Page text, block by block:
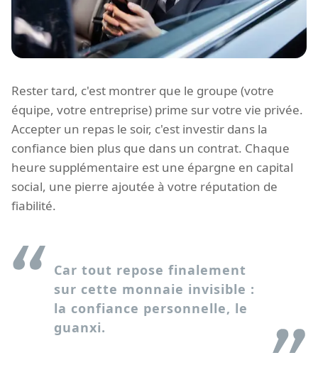
Rester tard, c'est montrer que le groupe (votre
équipe, votre entreprise) prime sur votre vie privée.
Accepter un repas le soir, c'est investir dans la
confiance bien plus que dans un contrat. Chaque
heure supplémentaire est une épargne en capital
social, une pierre ajoutée à votre réputation de
fiabilité.
Car tout repose finalement
sur cette monnaie invisible :
la confiance personnelle, le
guanxi.